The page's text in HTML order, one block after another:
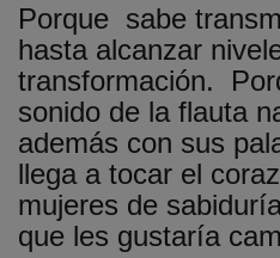
Porque sabe
hasta alcanzar
transformación.
sonido de la flauta
además con sus
llega a tocar el
mujeres de
que les gustaría